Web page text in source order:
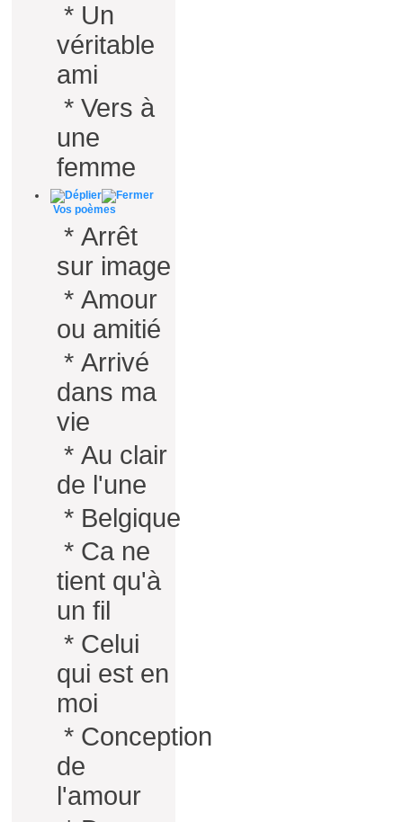
* Un
véritable
ami
* Vers à
une
femme
Vos poèmes
* Arrêt
sur image
* Amour
ou amitié
* Arrivé
dans ma
vie
* Au clair
de l'une
* Belgique
* Ca ne
tient qu'à
un fil
* Celui
qui est en
moi
* Conception
de
l'amour